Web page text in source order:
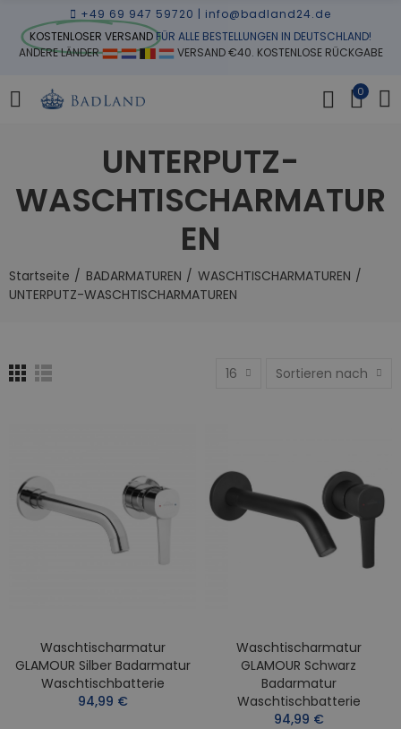
+49 69 947 59720 | info@badland24.de
KOSTENLOSER VERSANDFÜR ALLE BESTELLUNGEN IN DEUTSCHLAND!
ANDERE LÄNDER
VERSAND €40. KOSTENLOSE RÜCKGABE
0
UNTERPUTZ-
WASCHTISCHARMATUR
EN
Startseite BADARMATUREN
WASCHTISCHARMATUREN
UNTERPUTZ-WASCHTISCHARMATUREN
16 Sortieren nach
Waschtischarmatur
GLAMOUR Silber Badarmatur
Waschtischbatterie
94,99 €
Waschtischarmatur
GLAMOUR Schwarz
Badarmatur
Waschtischbatterie
94,99 €